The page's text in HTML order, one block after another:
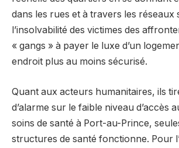
dans les rues et à travers les réseaux
l’insolvabilité des victimes des
« gangs » à payer le luxe d’un
endroit plus au moins sécurisé.
Quant aux acteurs humanitaires, ils
d’alarme sur le faible niveau d’accès
soins de santé à Port-au-Prince,
structures de santé fonctionne. Pour